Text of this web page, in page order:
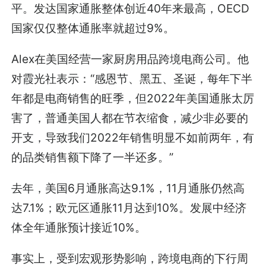
平。发达国家通胀整体创近40年来最高，OECD
国家仅仅整体通胀率就超过9%。
Alex在美国经营一家厨房用品跨境电商公司。他
对霞光社表示：“感恩节、黑五、圣诞，每年下半
年都是电商销售的旺季，但2022年美国通胀太厉
害了，普通美国人都在节衣缩食，减少非必要的
开支，导致我们2022年销售明显不如前两年，有
的品类销售额下降了一半还多。”
去年，美国6月通胀高达9.1%，11月通胀仍然高
达7.1%；欧元区通胀11月达到10%。发展中经济
体全年通胀预计接近10%。
事实上，受到宏观形势影响，跨境电商的下行周